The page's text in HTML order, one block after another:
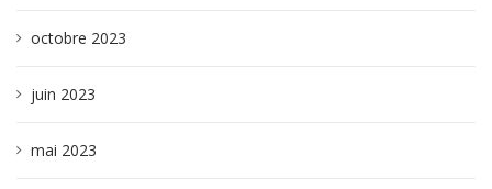
octobre 2023
juin 2023
mai 2023